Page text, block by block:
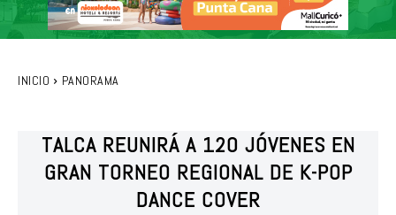
INICIO PANORAMA
TALCA REUNIRÁ A 120 JÓVENES EN
GRAN TORNEO REGIONAL DE K-POP
DANCE COVER